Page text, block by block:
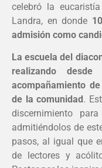
celebró la
Landra, en donde
admisión como
La escuela del
realizando
acompañamiento
de la comunidad .
discernimiento
admitiéndolos de
pasos, al igual que
de lectores y